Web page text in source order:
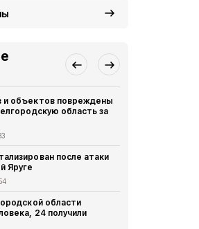
и объектов повреждены
область за
после атаки
Яруге
области
24 получили